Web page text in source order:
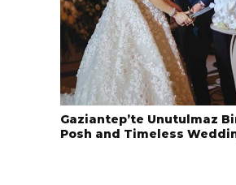
Gaziantep’te Unutulmaz
Posh and Timeless